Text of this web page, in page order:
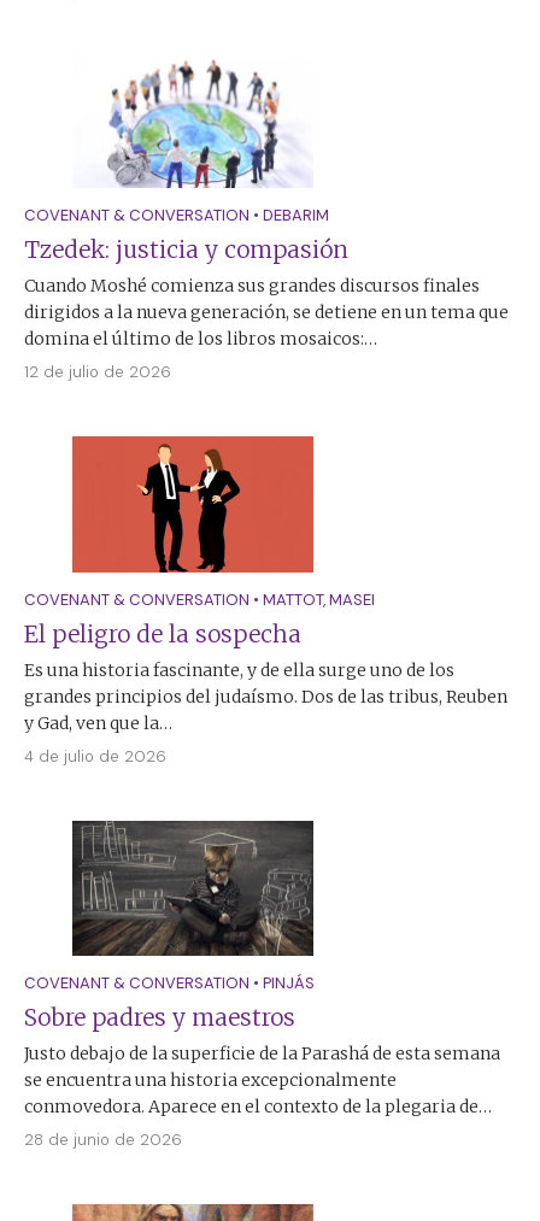
COVENANT & CONVERSATION • DEBARIM
Tzedek: justicia y compasión
Cuando Moshé comienza sus grandes discursos finales
dirigidos a la nueva generación, se detiene en un tema que
domina el último de los libros mosaicos:…
12 de julio de 2026
COVENANT & CONVERSATION • MATTOT,MASEI
El peligro de la sospecha
Es una historia fascinante, y de ella surge uno de los
grandes principios del judaísmo. Dos de las tribus, Reuben
y Gad, ven que la…
4 de julio de 2026
COVENANT & CONVERSATION • PINJÁS
Sobre padres y maestros
Justo debajo de la superficie de la Parashá de esta semana
se encuentra una historia excepcionalmente
conmovedora. Aparece en el contexto de la plegaria de…
28 de junio de 2026